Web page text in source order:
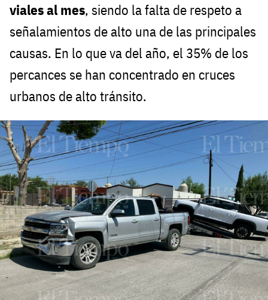
viales al mes, siendo la falta de respeto a
señalamientos de alto una de las principales
causas. En lo que va del año, el 35% de los
percances se han concentrado en cruces
urbanos de alto tránsito.